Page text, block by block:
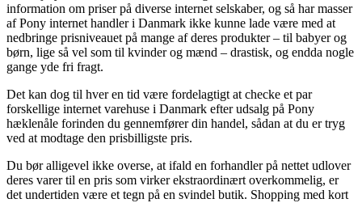
information om priser på diverse internet selskaber, og så har masser
af Pony internet handler i Danmark ikke kunne lade være med at
nedbringe prisniveauet på mange af deres produkter – til babyer og
børn, lige så vel som til kvinder og mænd – drastisk, og endda nogle
gange yde fri fragt.
Det kan dog til hver en tid være fordelagtigt at checke et par
forskellige internet varehuse i Danmark efter udsalg på Pony
hæklenåle forinden du gennemfører din handel, sådan at du er tryg
ved at modtage den prisbilligste pris.
Du bør alligevel ikke overse, at ifald en forhandler på nettet udlover
deres varer til en pris som virker ekstraordinært overkommelig, er
det undertiden være et tegn på en svindel butik. Shopping med kort